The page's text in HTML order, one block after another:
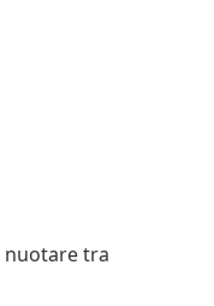
nuotare tra